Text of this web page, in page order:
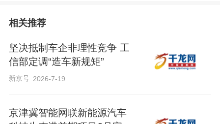
相关推荐
坚决抵制车企非理性竞争 工
信部定调“造车新规矩”
新京号 2026-7-19
京津冀智能网联新能源汽车